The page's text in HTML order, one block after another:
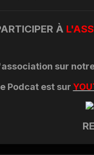
À
sur
Podcat est sur